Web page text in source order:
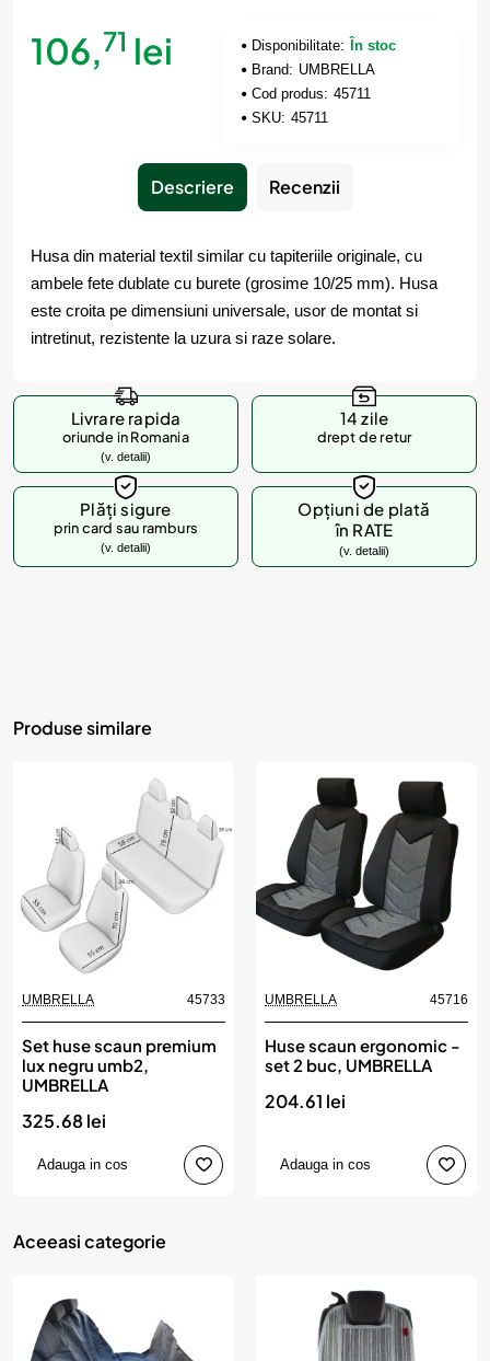
106,71 lei Disponibilitate:
În stoc
Brand: UMBRELLA
Cod produs: 45711
SKU: 45711
Descriere Recenzii
Husa din material textil similar cu tapiteriile originale, cu
ambele fete dublate cu burete (grosime 10/25 mm). Husa
este croita pe dimensiuni universale, usor de montat si
intretinut, rezistente la uzura si raze solare.
Livrare rapida
oriunde in Romania
(v. detalii)
14 zile
drept de retur
Plăți sigure
prin card sau ramburs
(v. detalii)
Opțiuni de plată
în RATE
(v. detalii)
Produse similare
UMBRELLA 45733
Set huse scaun premium
lux negru umb2,
UMBRELLA
325.68 lei
Adauga in cos
UMBRELLA 45716
Huse scaun ergonomic -
set 2 buc, UMBRELLA
204.61 lei
Adauga in cos
Aceeasi categorie